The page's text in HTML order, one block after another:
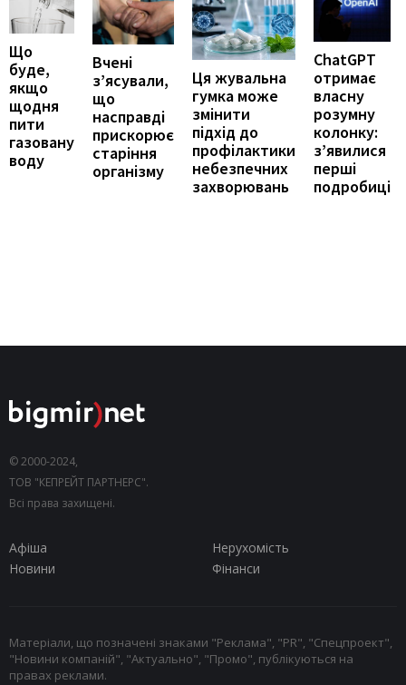
Що
буде,
якщо
щодня
пити
газовану
воду
Вчені
з’ясували,
що
насправді
прискорює
старіння
організму
Ця жувальна
гумка може
змінити
підхід до
профілактики
небезпечних
захворювань
ChatGPT
отримає
власну
розумну
колонку:
з’явилися
перші
подробиці
© 2000-2024,
ТОВ "КЕПРЕЙТ ПАРТНЕРС".
Всі права захищені.
Афіша
Нерухомість
Новини
Фінанси
Матеріали, що позначені знаками "Реклама", "PR", "Спецпроект",
"Новини компаній", "Актуально", "Промо", публікуються на
правах реклами.